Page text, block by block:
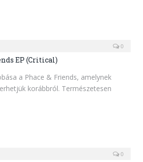
0
EP (Critical)
a Phace & Friends, amelynek
korábbról. Természetesen
0